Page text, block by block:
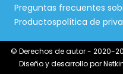
Preguntas frecuentes
Productospolítica de
© Derechos de autor - 2020-
Diseño y desarrollo por